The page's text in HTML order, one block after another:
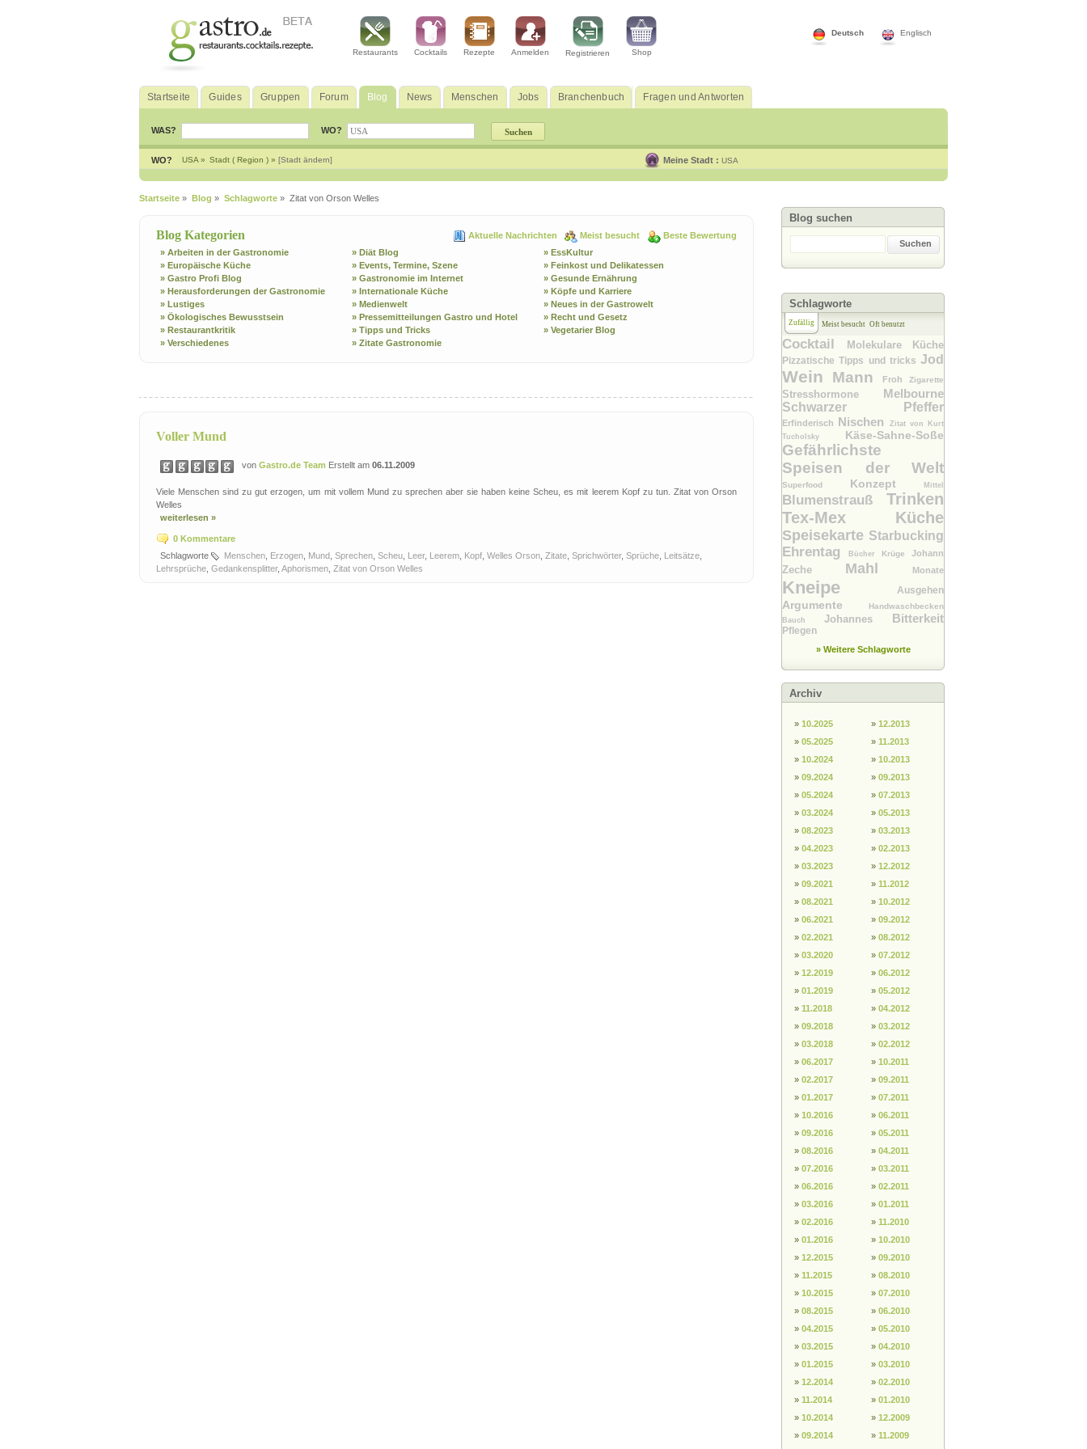
Englisch
Deutsch
Restaurants Cocktails Rezepte Anmelden Registrieren Shop
Startseite Guides Gruppen Forum Blog News Menschen Jobs Branchenbuch Fragen und Antworten
WAS? WO?
WO? USA » Stadt ( Region ) » [Stadt ändern] Meine Stadt : USA
Startseite » Blog » Schlagworte » Zitat von Orson Welles
Aktuelle Nachrichten Meist besucht Beste Bewertung
Blog Kategorien
» Arbeiten in der Gastronomie » Diät Blog
» EssKultur
» Europäische Küche
» Events, Termine, Szene
» Feinkost und Delikatessen
» Gastro Profi Blog
» Gastronomie im Internet
» Gesunde Ernährung
» Herausforderungen der Gastronomie
» Internationale Küche
» Köpfe und Karriere
» Lustiges
» Medienwelt
» Neues in der Gastrowelt
» Ökologisches Bewusstsein
» Pressemitteilungen Gastro und Hotel
» Recht und Gesetz
» Restaurantkritik
» Tipps und Tricks
» Vegetarier Blog
» Verschiedenes
» Zitate Gastronomie
Voller Mund
von Gastro.de Team Erstellt am 06.11.2009
Viele Menschen sind zu gut erzogen, um mit vollem Mund zu sprechen aber sie haben keine Scheu, es mit leerem Kopf zu tun. Zitat von Orson
Welles
weiterlesen »
0 Kommentare
Schlagworte
Menschen Erzogen Mund Sprechen Scheu Leer, Leerem Kopf Welles Orson Zitate Sprichwörter, Sprüche Leitsätze
Lehrsprüche Gedankensplitter, Aphorismen Zitat von Orson Welles
Blog suchen
Suchen
Schlagworte
Zufällig Meist besucht Oft benutzt
Cocktail Molekulare Küche
PizzatischeTipps und tricks Jod
Wein Mann Froh Zigarette
Stresshormone Melbourne
Schwarzer Pfeffer
Erfinderisch Nischen
Zitat von Kurt
Tucholsky Käse-Sahne-Soße
Gefährlichste
Speisen der Welt
Superfood Konzept Mittel
Blumenstrauß Trinken
Tex-Mex Küche
Speisekarte Starbucking
Ehrentag Bücher Krüge Johann
Zeche Mahl Monate
Kneipe Ausgehen
Argumente Handwaschbecken
Bauch Johannes Bitterkeit
Pflegen
» Weitere Schlagworte
Archiv
» 10.2025
» 05.2025
» 10.2024
» 09.2024
» 05.2024
» 03.2024
» 08.2023
» 04.2023
» 03.2023
» 09.2021
» 08.2021
» 06.2021
» 02.2021
» 03.2020
» 12.2019
» 01.2019
» 11.2018
» 09.2018
» 03.2018
» 06.2017
» 02.2017
» 01.2017
» 10.2016
» 09.2016
» 08.2016
» 07.2016
» 06.2016
» 03.2016
» 02.2016
» 01.2016
» 12.2015
» 11.2015
» 10.2015
» 08.2015
» 04.2015
» 03.2015
» 01.2015
» 12.2014
» 11.2014
» 10.2014
» 09.2014
» 12.2013
» 11.2013
» 10.2013
» 09.2013
» 07.2013
» 05.2013
» 03.2013
» 02.2013
» 12.2012
» 11.2012
» 10.2012
» 09.2012
» 08.2012
» 07.2012
» 06.2012
» 05.2012
» 04.2012
» 03.2012
» 02.2012
» 10.2011
» 09.2011
» 07.2011
» 06.2011
» 05.2011
» 04.2011
» 03.2011
» 02.2011
» 01.2011
» 11.2010
» 10.2010
» 09.2010
» 08.2010
» 07.2010
» 06.2010
» 05.2010
» 04.2010
» 03.2010
» 02.2010
» 01.2010
» 12.2009
» 11.2009
Bedenklicher Inhalt?